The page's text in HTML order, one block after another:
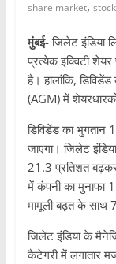
share market,
मुंबई-जिलेट इंडिया
प्रत्येक इक्विटी
है। हालांकि,
(AGM) में
डिविडेंड का
जाएगा। जिलेट
21.3 प्रतिशत
में कंपनी का
मामूली बढ़त के साथ
जिलेट इंडिया के
कैटेगरी में लगातार